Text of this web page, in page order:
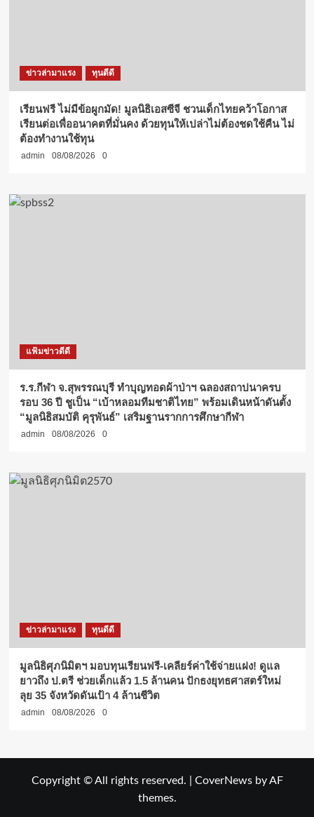
ข่าวล่ามาแรง ทุนดีดี
เรียนฟรี ไม่มีข้อผูกมัด! มูลนิธิเอสซีจี ชวนเด็กไทยคว้าโอกาส
เรียนต่อเพื่ออนาคตที่มั่นคง ด้วยทุนให้เปล่าไม่ต้องชดใช้คืน ไม่
ต้องทำงานใช้ทุน
admin 08/08/2026 0
แฟ้มข่าวดีดี
ร.ร.กีฬา จ.สุพรรณบุรี ทำบุญทอดผ้าป่าฯ ฉลองสถาปนาครบ
รอบ 36 ปี ชูเป็น “เบ้าหลอมทีมชาติไทย” พร้อมเดินหน้าดันตั้ง
“มูลนิธิสมบัติ คุรุพันธ์” เสริมฐานรากการศึกษากีฬา
admin 08/08/2026 0
ข่าวล่ามาแรง ทุนดีดี
มูลนิธิศุภนิมิตฯ มอบทุนเรียนฟรี-เคลียร์ค่าใช้จ่ายแฝง! ดูแล
ยาวถึง ป.ตรี ช่วยเด็กแล้ว 1.5 ล้านคน ปักธงยุทธศาสตร์ใหม่
ลุย 35 จังหวัดดันเป้า 4 ล้านชีวิต
admin 08/08/2026 0
Copyright © All rights reserved. CoverNewsby AF
themes.